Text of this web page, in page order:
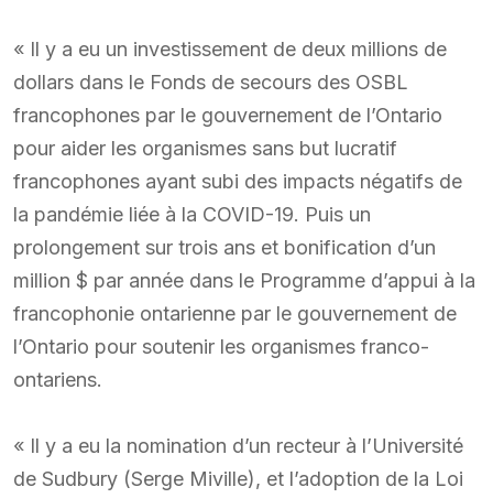
« Il y a eu un investissement de deux millions de
dollars dans le Fonds de secours des OSBL
francophones par le gouvernement de l’Ontario
pour aider les organismes sans but lucratif
francophones ayant subi des impacts négatifs de
la pandémie liée à la COVID-19. Puis un
prolongement sur trois ans et bonification d’un
million $ par année dans le Programme d’appui à la
francophonie ontarienne par le gouvernement de
l’Ontario pour soutenir les organismes franco-
ontariens.
« Il y a eu la nomination d’un recteur à l’Université
de Sudbury (Serge Miville), et l’adoption de la Loi